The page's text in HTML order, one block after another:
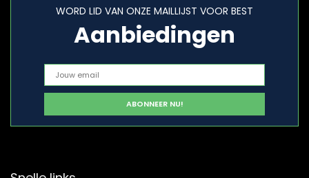
WORD LID VAN ONZE MAILLIJST VOOR BEST
Aanbiedingen